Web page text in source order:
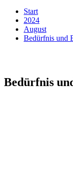
Start
2024
August
Bedürfnis und
Bedürfnis